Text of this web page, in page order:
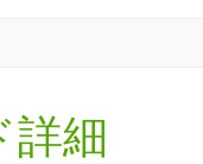
詳細